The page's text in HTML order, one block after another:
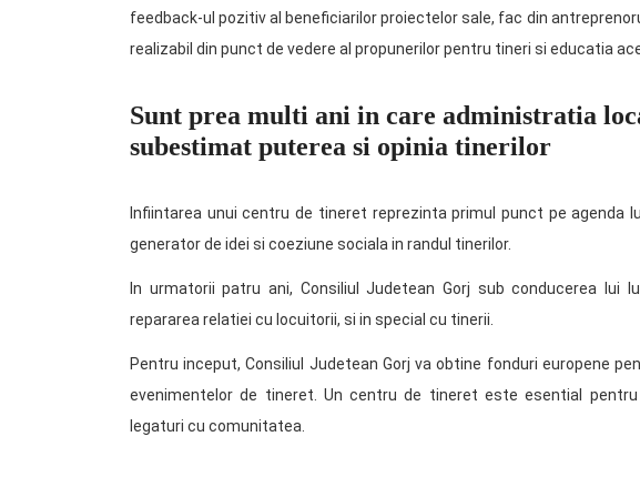
feedback-ul pozitiv al beneficiarilor proiectelor sale, fac din
realizabil din punct de vedere al propunerilor pentru tineri si educatia
Sunt prea multi ani in care administratia
subestimat puterea si opinia tinerilor
Infiintarea unui centru de tineret reprezinta primul punct pe agenda
generator de idei si coeziune sociala in randul tinerilor.
In urmatorii patru ani, Consiliul Judetean Gorj sub conducerea lui
repararea relatiei cu locuitorii, si in special cu tinerii.
Pentru inceput, Consiliul Judetean Gorj va obtine fonduri europene
evenimentelor de tineret. Un centru de tineret este esential
legaturi cu comunitatea.